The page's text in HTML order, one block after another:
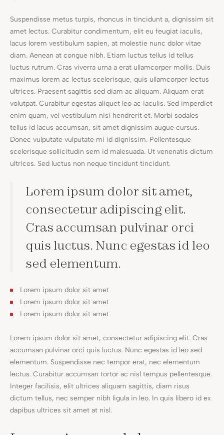
Suspendisse metus turpis, rhoncus in tincidunt a, dignissim sit
amet lectus. Curabitur condimentum, elit eu feugiat iaculis,
lacus lorem vestibulum sapien, at molestie nunc dolor vitae
diam. Aenean at congue nibh. Etiam luctus tellus id tellus
luctus rutrum. Cras viverra urna a erat ullamcorper mollis. Duis
maximus lorem ac lectus scelerisque, quis ullamcorper lectus
ultrices. Praesent sagittis sed diam ac aliquam. Aliquam erat
volutpat. Curabitur egestas aliquet leo ac iaculis. Sed imperdiet
enim quam, vel vestibulum nisi hendrerit et. Morbi sodales
tellus id lacus accumsan, sit amet dignissim augue cursus.
Donec vulputate vulputate mi id dignissim. Pellentesque
scelerisque sollicitudin sem id malesuada. Ut venenatis dictum
ultrices. Sed luctus non neque tincidunt tincidunt.
Lorem ipsum dolor sit amet,
consectetur adipiscing elit.
Cras accumsan pulvinar orci
quis luctus. Nunc egestas id leo
sed elementum.
Lorem ipsum dolor sit amet
Lorem ipsum dolor sit amet
Lorem ipsum dolor sit amet
Lorem ipsum dolor sit amet, consectetur adipiscing elit. Cras
accumsan pulvinar orci quis luctus. Nunc egestas id leo sed
elementum. Suspendisse nec tempor erat, nec elementum
lectus. Curabitur accumsan tortor ac nisl tempus pellentesque.
Integer facilisis, elit ultrices aliquam sagittis, diam risus
dictum tellus, nec semper nibh ligula in leo. In quis libero id ex
dapibus ultrices sit amet at nisl.